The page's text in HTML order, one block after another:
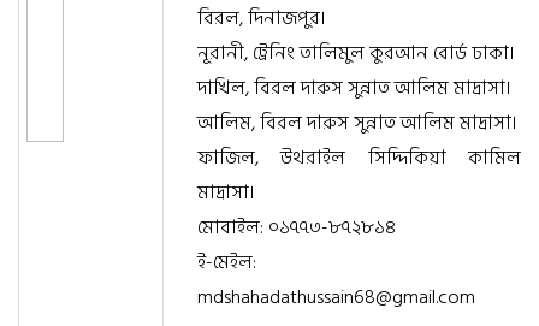
বিরল, দিনাজপুর।
নূরানী, ট্রেনিং তালিমুল কুরআন বোর্ড ঢাকা।
দাখিল, বিরল দারুস সুন্নাত আলিম মাদ্রাসা।
আলিম, বিরল দারুস সুন্নাত আলিম মাদ্রাসা।
ফাজিল, উথরাইল সিদ্দিকিয়া কামিল
মাদ্রাসা।
মোবাইল: ০১৭৭৩-৮৭২৮১৪
ই-মেইল:
mdshahadathussain68@gmail.com